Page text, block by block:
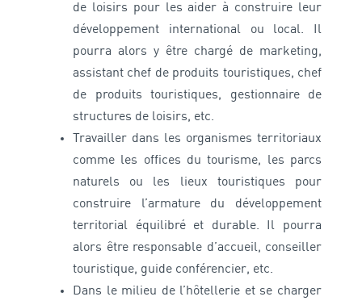
de loisirs pour les aider à construire leur
développement international ou local. Il
pourra alors y être chargé de marketing,
assistant chef de produits touristiques, chef
de produits touristiques, gestionnaire de
structures de loisirs, etc.
Travailler dans les organismes territoriaux
comme les offices du tourisme, les parcs
naturels ou les lieux touristiques pour
construire l’armature du développement
territorial équilibré et durable. Il pourra
alors être responsable d’accueil, conseiller
touristique, guide conférencier, etc.
Dans le milieu de l’hôtellerie et se charger